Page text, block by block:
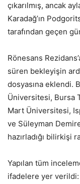
çıkarılmış, ancak
Karadağ’ın
tarafından geçen
Rönesans
süren bekleyişin
dosyasına eklendi.
Üniversitesi, Bursa
Mart Üniversitesi,
ve Süleyman
hazırladığı bilirkişi
Yapılan tüm
ifadelere yer verildi: